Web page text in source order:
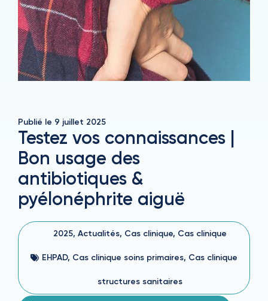
Publié le 9 juillet 2025
Testez vos connaissances |
Bon usage des
antibiotiques &
pyélonéphrite aiguë
2025, Actualités, Cas clinique, Cas clinique
EHPAD, Cas clinique soins primaires, Cas clinique
structures sanitaires